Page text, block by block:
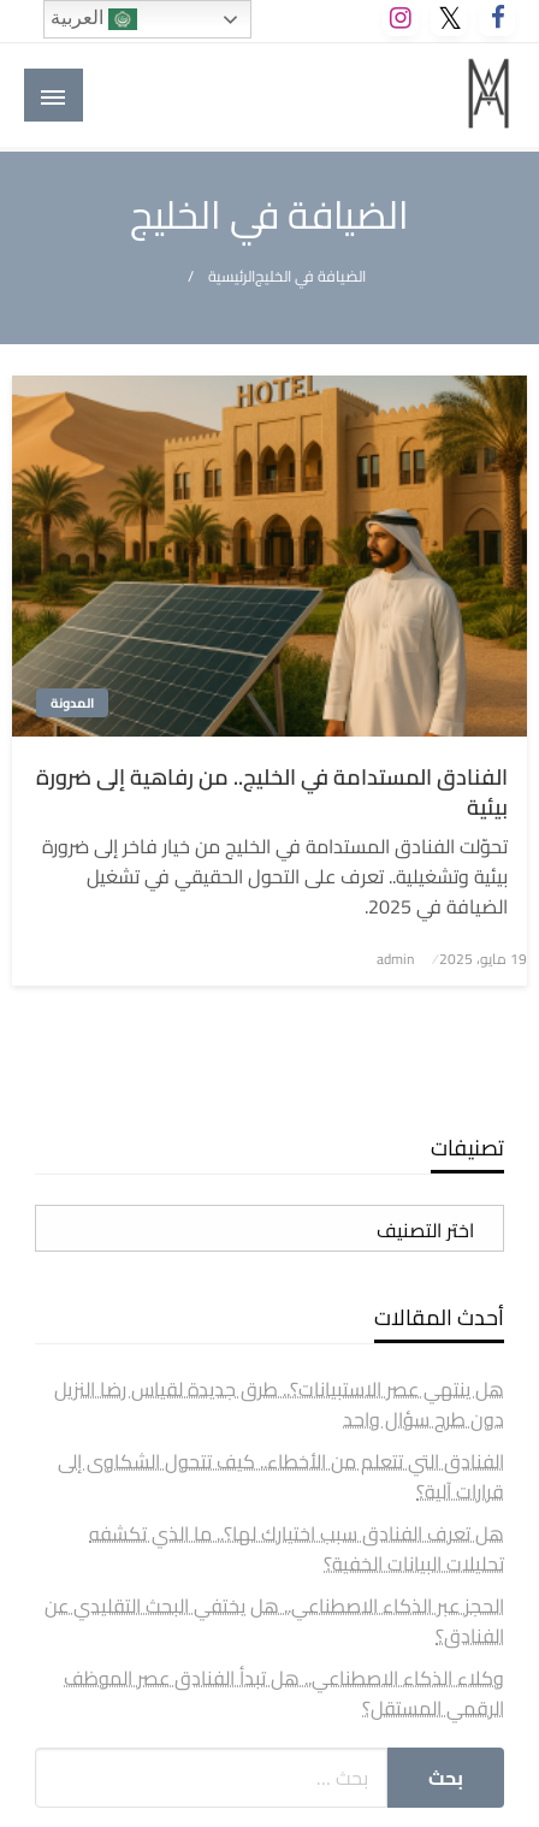
التخطي
إلى
المحتوى
M A hotels | إم ايه هوتيلز
الموقع الأول للعاملين في الفنادق في العالم العربي
الضيافة في الخليج
الرئيسيةالضيافة في الخليج
المدونة
الفنادق المستدامة في الخليج.. من رفاهية إلى ضرورة
بيئية
تحوّلت الفنادق المستدامة في الخليج من خيار فاخر إلى ضرورة
بيئية وتشغيلية.. تعرف على التحول الحقيقي في تشغيل
الضيافة في 2025.
نُشر
19 مايو، 2025 admin
تصنيفات
تصنيفات
أحدث المقالات
هل ينتهي عصر الاستبيانات؟.. طرق جديدة لقياس رضا النزيل
دون طرح سؤال واحد
الفنادق التي تتعلم من الأخطاء.. كيف تتحول الشكاوى إلى
قرارات آلية؟
هل تعرف الفنادق سبب اختيارك لها؟.. ما الذي تكشفه
تحليلات البيانات الخفية؟
الحجز عبر الذكاء الاصطناعي.. هل يختفي البحث التقليدي عن
الفنادق؟
وكلاء الذكاء الاصطناعي.. هل تبدأ الفنادق عصر الموظف
الرقمي المستقل؟
العربية